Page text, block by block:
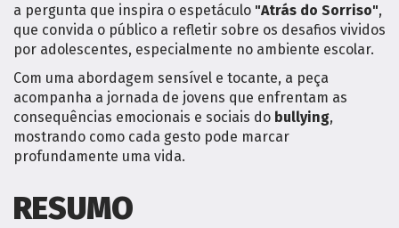
a pergunta que inspira o espetáculo "Atrás do Sorriso",
que convida o público a refletir sobre os desafios vividos
por adolescentes, especialmente no ambiente escolar.
Com uma abordagem sensível e tocante, a peça
acompanha a jornada de jovens que enfrentam as
consequências emocionais e sociais do bullying,
mostrando como cada gesto pode marcar
profundamente uma vida.
RESUMO